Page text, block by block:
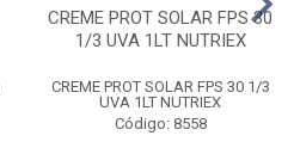
CREME PROT SOLAR FPS 30
1/3 UVA 1LT NUTRIEX
CREME PROT SOLAR FPS 30 1/3
UVA 1LT NUTRIEX
Código: 8558